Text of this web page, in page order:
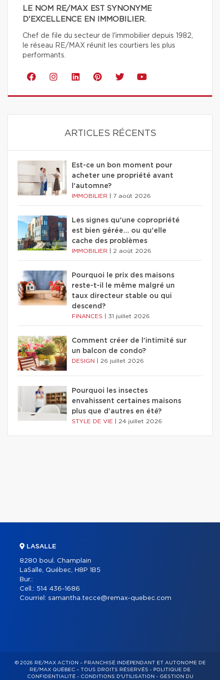
LE NOM RE/MAX EST SYNONYME
D'EXCELLENCE EN IMMOBILIER.
Chef de file du secteur de l'immobilier depuis 1982,
le réseau RE/MAX réunit les courtiers les plus
performants.
ARTICLES RÉCENTS
Est-ce un bon moment pour
acheter une propriété avant
l'automne?
IMMOBILIER 7 août 2026
Les signes qu'une copropriété
est bien gérée… ou qu'elle
cache des problèmes
IMMOBILIER 2 août 2026
Pourquoi le prix des maisons
reste-t-il le même malgré un
taux directeur stable ou qui
descend?
FINANCES 31 juillet 2026
Comment créer de l'intimité sur
un balcon de condo?
DESIGN 26 juillet 2026
Pourquoi les insectes
envahissent certaines maisons
plus que d'autres en été?
STYLE DE VIE 24 juillet 2026
LASALLE
8280 boul. Champlain
LaSalle, Québec, H8P 1B5
Bur.:
Cell.: 514 436-1686
Courriel: samantha.tecce@remax-quebec.com
© 2026 RE/MAX ACTION – FRANCHISÉ INDÉPENDANT ET AUTONOME DE
RE/MAX QUÉBEC – TOUS DROITS RÉSERVÉS - POLITIQUE DE
CONFIDENTIALITÉ- CONDITIONS D'UTILISATION - GESTION DU